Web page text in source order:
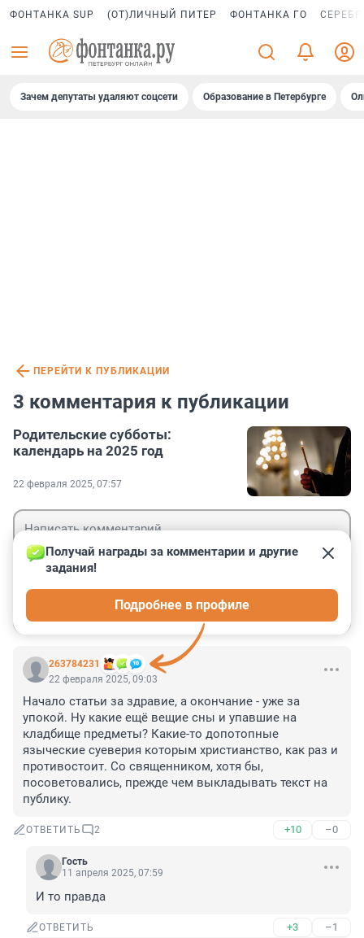
ФОНТАНКА SUP (ОТ)ЛИЧНЫЙ ПИТЕР ФОНТАНКА ГО
Зачем депутаты удаляют соцсети Образование в Петербурге
ПЕРЕЙТИ К ПУБЛИКАЦИИ
3 комментария к публикации
Родительские субботы:
календарь на 2025 год
22 февраля 2025, 07:57
263784231
Получай награды за комментарии и другие
задания!
Подробнее в профиле
22 февраля 2025, 09:03
Начало статьи за здравие, а окончание - уже за
упокой. Ну какие ещё вещие сны и упавшие на
кладбище предметы? Какие-то допотопные
языческие суеверия которым христианство, как раз и
противостоит. Со священником, хотя бы,
посоветовались, прежде чем выкладывать текст на
публику.
ОТВЕТИТЬ 2 +10 –0
Гость
11 апреля 2025, 07:59
И то правда
ОТВЕТИТЬ +3 –1